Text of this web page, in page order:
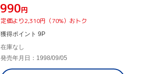
¥990円
定価より2,310円（70%）おトク
獲得ポイント 9P
在庫なし
発売年月日：1998/09/05